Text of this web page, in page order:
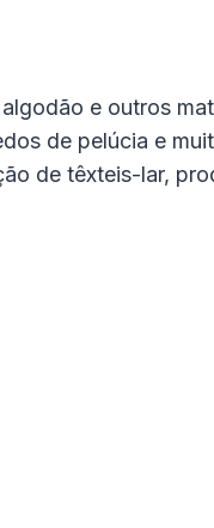
e outros
de pelúcia e
de têxteis-lar,